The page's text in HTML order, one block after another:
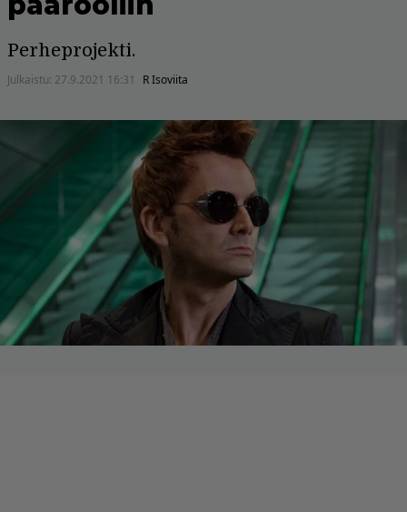
Perheprojekti.
Julkaistu: 27.9.2021 16:31 R Isoviita